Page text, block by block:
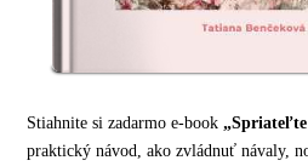
Stiahnite si zadarmo e-book„Spriateľte
praktický návod, ako zvládnuť návaly,